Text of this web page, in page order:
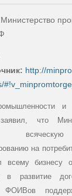
Министерство
http://
и
что
на
всему бизнесу
в развитие
ФОИВов